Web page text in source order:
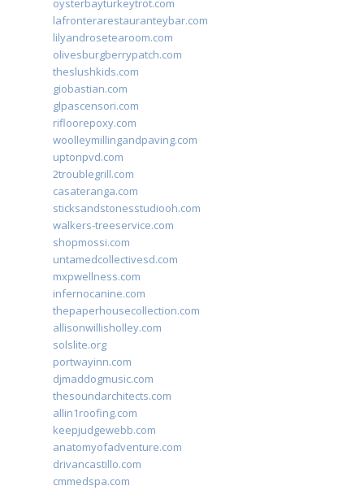
oysterbayturkeytrot.com
lafronterarestauranteybar.com
lilyandrosetearoom.com
olivesburgberrypatch.com
theslushkids.com
giobastian.com
glpascensori.com
rifloorepoxy.com
woolleymillingandpaving.com
uptonpvd.com
2troublegrill.com
casateranga.com
sticksandstonesstudiooh.com
walkers-treeservice.com
shopmossi.com
untamedcollectivesd.com
mxpwellness.com
infernocanine.com
thepaperhousecollection.com
allisonwillisholley.com
solslite.org
portwayinn.com
djmaddogmusic.com
thesoundarchitects.com
allin1roofing.com
keepjudgewebb.com
anatomyofadventure.com
drivancastillo.com
cmmedspa.com